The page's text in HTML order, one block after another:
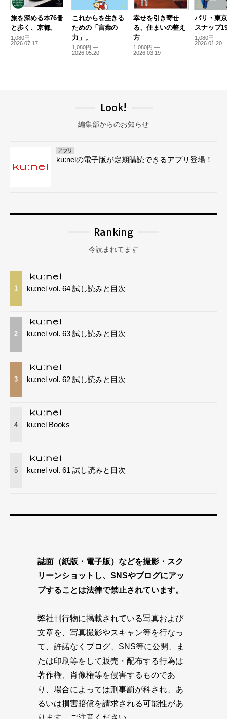
旅を深める本76冊
と歩く、京都。
1,080円 —
2026.07.17
これからを生きる
ための「言葉の
力」。
1,080円 —
2026.05.20
幸せを引き寄せ
る、住まいの整え
方
1,080円 —
2026.03.19
パリ・東
スナップ
1,080円 —
2026.01.20
Look!
編集部からのお知らせ
アプリ
ku:nelの電子版が定期購読できるアプリ登場！
Ranking
今読まれてます
1 ku:nel vol. 64 試し読みと目次
2 ku:nel vol. 63 試し読みと目次
3 ku:nel vol. 62 試し読みと目次
4 ku:nel Books
5 ku:nel vol. 61 試し読みと目次
誌面（紙版・電子版）などを撮影・スク
リーンショットし、SNSやブログにアッ
プすることは法律で禁止されています。
弊社刊行物に掲載されている写真および
文章を、写真撮影やスキャン等を行なっ
て、許諾なくブログ、SNS等に公開、ま
たは印刷等をして販売・配布する行為は
著作権、肖像権等を侵害するものであ
り、場合によっては刑事罰が科され、あ
るいは損害賠償を請求される可能性があ